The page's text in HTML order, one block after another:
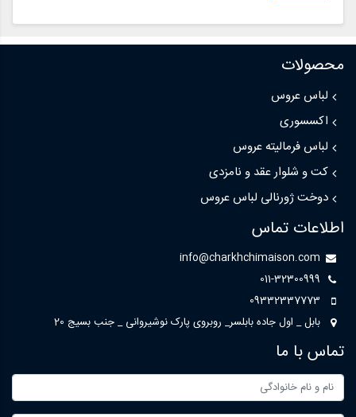
محصولات
لباس عروس
اکسسوری
لباس فرمالیته عروس
کت و شلوار عقد و نامزدی
دوخت ژورنالی لباس عروس
اطلاعات تماس
info@charkhchimaison.com
011-32300999
09332337773
بابل _ اول جاده بابلسر_ روبروی پارک نوشیروانی _ جنب بسیج 20
تماس با ما